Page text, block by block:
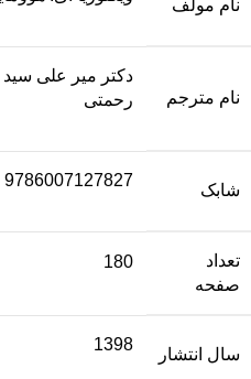
نام مولف
نام مترجم
دکتر میر علی
رحمتی
شابک
9786007127827
تعداد
صفحه
180
سال انتشار
1398